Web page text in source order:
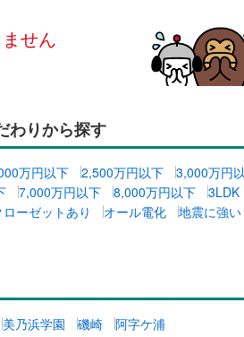
せん
わりから探す
万円以下 2,500万円以下
3,000万円
7,000万円以下 8,000万円以下
3LDK
ーゼットあり オール電化 地震に強い
美乃浜学園 磯崎 阿字ケ浦
愛媛
大分
件で検索する 市区町村を
稲敷郡美浦村(0)
結城郡八千代町(0)
北相馬郡利根町( 0)
件で検索する 市区町村以下
この条件で検索する
件で検索する 駅を選
この条件で検索する
設計住宅性能評価付き
（0）
大規模（総区画数50戸以上
（ 0）
この条件で検索する
保存した条件を見る